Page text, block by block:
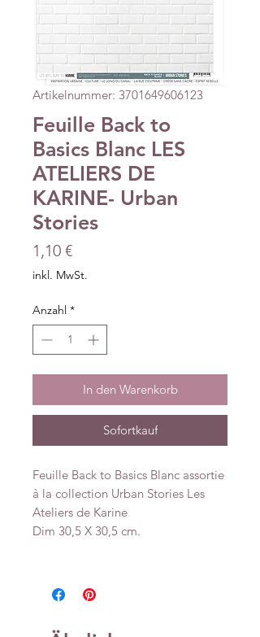
Artikelnummer: 3701649606123
Feuille Back to
Basics Blanc LES
ATELIERS DE
KARINE- Urban
Stories
1,10 €Preis
inkl. MwSt.
Anzahl *
In den Warenkorb
Sofortkauf
Feuille Back to Basics Blanc assortie
à la collection Urban Stories Les
Ateliers de Karine
Dim 30,5 X 30,5 cm.